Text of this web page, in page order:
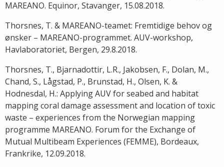
MAREANO. Equinor, Stavanger, 15.08.2018.
Thorsnes, T. & MAREANO-teamet: Fremtidige behov og
ønsker – MAREANO-programmet. AUV-workshop,
Havlaboratoriet, Bergen, 29.8.2018.
Thorsnes, T., Bjarnadottir, L.R., Jakobsen, F., Dolan, M.,
Chand, S., Lågstad, P., Brunstad, H., Olsen, K. &
Hodnesdal, H.: Applying AUV for seabed and habitat
mapping coral damage assessment and location of toxic
waste – experiences from the Norwegian mapping
programme MAREANO. Forum for the Exchange of
Mutual Multibeam Experiences (FEMME), Bordeaux,
Frankrike, 12.09.2018.